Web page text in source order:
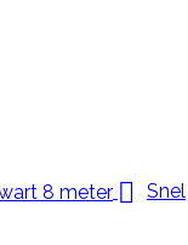
 Snel